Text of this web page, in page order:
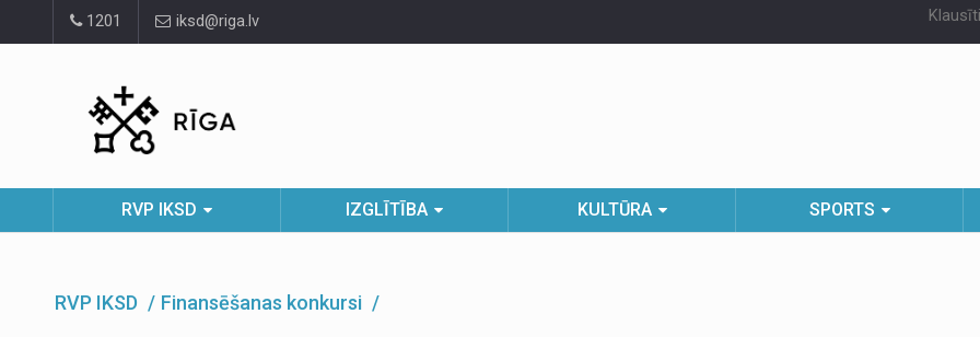
1201 iksd@riga.lv
RVP IKSD IZGLĪTĪBA KULTŪRA SPORTS
RVP IKSD Finansēšanas konkursi